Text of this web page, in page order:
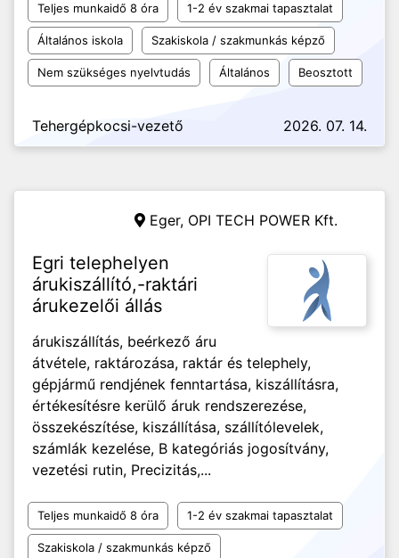
Teljes munkaidő 8 óra 1-2 év szakmai tapasztalat
Általános iskola Szakiskola / szakmunkás képző
Nem szükséges nyelvtudás Általános Beosztott
Tehergépkocsi-vezető 2026. 07. 14.
Eger, OPI TECH POWER Kft.
Egri telephelyen
árukiszállító,-raktári
árukezelői állás
árukiszállítás, beérkező áru
átvétele, raktározása, raktár és telephely,
gépjármű rendjének fenntartása, kiszállításra,
értékesítésre kerülő áruk rendszerezése,
összekészítése, kiszállítása, szállítólevelek,
számlák kezelése, B kategóriás jogosítvány,
vezetési rutin, Precizitás,...
Teljes munkaidő 8 óra 1-2 év szakmai tapasztalat
Szakiskola / szakmunkás képző